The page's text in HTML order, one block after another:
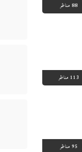
88 مناظر
113 مناظر
95 مناظر